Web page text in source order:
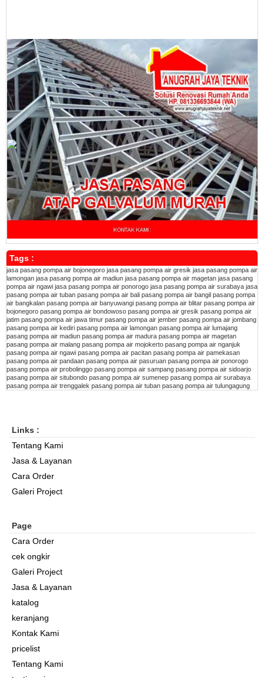
Tags :
jasa pasang pompa air bojonegoro jasa pasang pompa air gresik jasa pasang pompa air
lamongan jasa pasang pompa air madiun jasa pasang pompa air magetan jasa pasang
pompa air ngawi jasa pasang pompa air ponorogo jasa pasang pompa air surabaya jasa
pasang pompa air tuban pasang pompa air bali pasang pompa air bangil pasang pompa
air bangkalan pasang pompa air banyuwangi pasang pompa air blitar pasang pompa air
bojonegoro pasang pompa air bondowoso pasang pompa air gresik pasang pompa air
jatim pasang pompa air jawa timur pasang pompa air jember pasang pompa air jombang
pasang pompa air kediri pasang pompa air lamongan pasang pompa air lumajang
pasang pompa air madiun pasang pompa air madura pasang pompa air magetan
pasang pompa air malang pasang pompa air mojokerto pasang pompa air nganjuk
pasang pompa air ngawi pasang pompa air pacitan pasang pompa air pamekasan
pasang pompa air pandaan pasang pompa air pasuruan pasang pompa air ponorogo
pasang pompa air probolinggo pasang pompa air sampang pasang pompa air sidoarjo
pasang pompa air situbondo pasang pompa air sumenep pasang pompa air surabaya
pasang pompa air trenggalek pasang pompa air tuban pasang pompa air tulungagung
Links :
Tentang Kami
Jasa & Layanan
Cara Order
Galeri Project
Page
Cara Order
cek ongkir
Galeri Project
Jasa & Layanan
katalog
keranjang
Kontak Kami
pricelist
Tentang Kami